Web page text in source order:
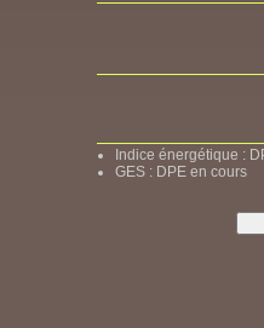
Indice énergétique :
GES : DPE en cours